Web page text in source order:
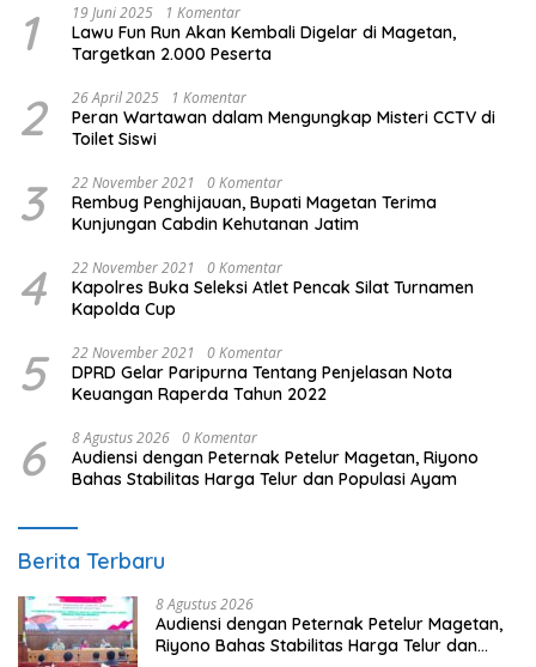
1 19 Juni 2025 1 Komentar
Lawu Fun Run Akan Kembali Digelar di Magetan,
Targetkan 2.000 Peserta
2 26 April 2025 1 Komentar
Peran Wartawan dalam Mengungkap Misteri CCTV di
Toilet Siswi
3 22 November 2021 0 Komentar
Rembug Penghijauan, Bupati Magetan Terima
Kunjungan Cabdin Kehutanan Jatim
4 22 November 2021 0 Komentar
Kapolres Buka Seleksi Atlet Pencak Silat Turnamen
Kapolda Cup
5 22 November 2021 0 Komentar
DPRD Gelar Paripurna Tentang Penjelasan Nota
Keuangan Raperda Tahun 2022
6 8 Agustus 2026 0 Komentar
Audiensi dengan Peternak Petelur Magetan, Riyono
Bahas Stabilitas Harga Telur dan Populasi Ayam
Berita Terbaru
8 Agustus 2026
Audiensi dengan Peternak Petelur Magetan,
Riyono Bahas Stabilitas Harga Telur dan